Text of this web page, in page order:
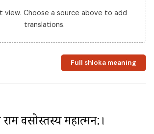
view. Choose a source above to add
translations.
Full shloka meaning
वसोस्तस्य महात्मन:।